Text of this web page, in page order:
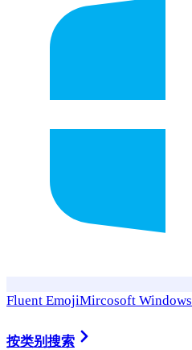
Fluent EmojiMircosoft Windows
按类别搜索